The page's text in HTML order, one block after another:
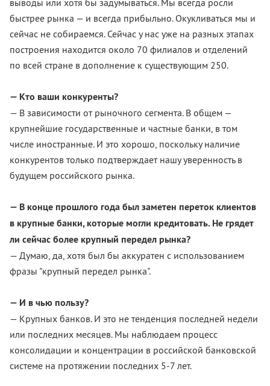
выводы или хотя бы задумываться. Мы всегда росли
быстрее рынка — и всегда прибыльно. Окукливаться мы и
сейчас не собираемся. Сейчас у нас уже на разных этапах
построения находится около 70 филиалов и отделений
по всей стране в дополнение к существующим 250.
— Кто ваши конкуренты?
— В зависимости от рыночного сегмента. В общем —
крупнейшие государственные и частные банки, в том
числе иностранные. И это хорошо, поскольку наличие
конкурентов только подтверждает нашу уверенность в
будущем российского рынка.
— В конце прошлого года был заметен переток клиентов
в крупные банки, которые могли кредитовать. Не грядет
ли сейчас более крупный передел рынка?
— Думаю, да, хотя был бы аккуратен с использованием
фразы "крупный передел рынка".
— И в чью пользу?
— Крупных банков. И это не тенденция последней недели
или последних месяцев. Мы наблюдаем процесс
консолидации и концентрации в российской банковской
системе на протяжении последних 5-7 лет.